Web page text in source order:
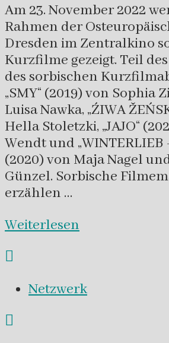
Am 23. November 2022
Rahmen der
Dresden im Zentralkino
Kurzfilme gezeigt. Teil
des sorbischen
„SMY“ (2019) von Sophia
Luisa Nawka, „ŹIWA
Hella Stoletzki, „JAJO“
Wendt und „WINTERLIEB
(2020) von Maja Nagel
Günzel. Sorbische
erzählen …
Weiterlesen
Netzwerk